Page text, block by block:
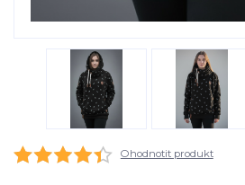
Ohodnotit produkt